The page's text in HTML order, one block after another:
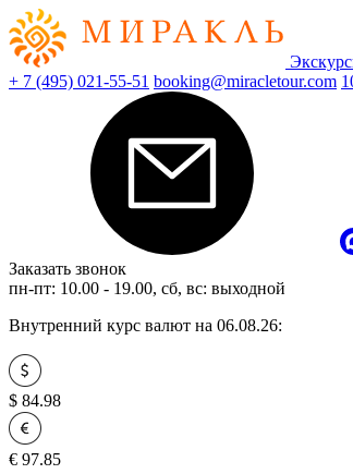
+ 7 (495) 021-55-51 booking@miracletour.com
Заказать звонок
пн-пт: 10.00 - 19.00, сб, вс: выходной
Внутренний курс валют на 06.08.26:
$ 84.98
€ 97.85